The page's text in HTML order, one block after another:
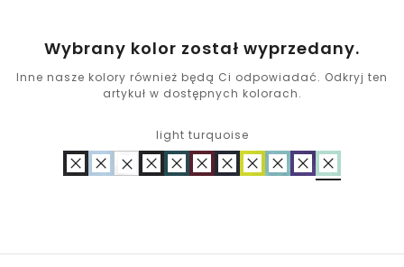
Wybrany kolor został wyprzedany.
Inne nasze kolory również będą Ci odpowiadać. Odkryj ten
artykuł w dostępnych kolorach.
light turquoise